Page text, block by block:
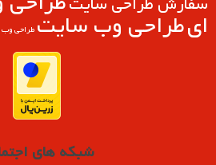
ایطراحی وب سایت طراحی
شبکه های